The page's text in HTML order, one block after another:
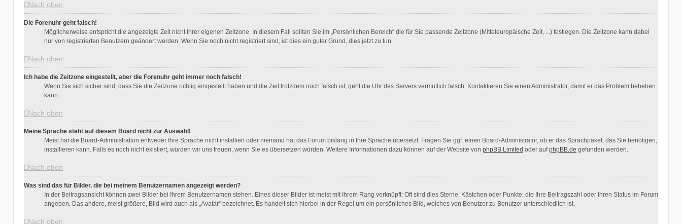
Nach oben
Die Forenuhr geht falsch!
Möglicherweise entspricht die angezeigte Zeit nicht Ihrer eigenen Zeitzone. In diesem Fall sollten Sie im „Persönlichen Bereich“ die für Sie passende Zeitzone (Mitteleuropäische Zeit, ...) festlegen. Die Zeitzone kann dabei
nur von registrierten Benutzern geändert werden. Wenn Sie noch nicht registriert sind, ist dies ein guter Grund, dies jetzt zu tun.
Nach oben
Ich habe die Zeitzone eingestellt, aber die Forenuhr geht immer noch falsch!
Wenn Sie sich sicher sind, dass Sie die Zeitzone richtig eingestellt haben und die Zeit trotzdem noch falsch ist, geht die Uhr des Servers vermutlich falsch. Kontaktieren Sie einen Administrator, damit er das Problem beheben
kann.
Nach oben
Meine Sprache steht auf diesem Board nicht zur Auswahl!
Meist hat die Board-Administration entweder Ihre Sprache nicht installiert oder niemand hat das Forum bislang in Ihre Sprache übersetzt. Fragen Sie ggf. einen Board-Administrator, ob er das Sprachpaket, das Sie benötigen,
installieren kann. Falls es noch nicht existiert, würden wir uns freuen, wenn Sie es übersetzen würden. Weitere Informationen dazu können auf der Website von phpBB Limited oder aufphpBB.de gefunden werden.
Nach oben
Was sind das für Bilder, die bei meinem Benutzernamen angezeigt werden?
In der Beitragsansicht können zwei Bilder bei Ihrem Benutzernamen stehen. Eines dieser Bilder ist meist mit Ihrem Rang verknüpft: Oft sind dies Sterne, Kästchen oder Punkte, die Ihre Beitragszahl oder Ihren Status im Forum
angeben. Das andere, meist größere, Bild wird auch als „Avatar“ bezeichnet. Es handelt sich hierbei in der Regel um ein persönliches Bild, welches von Benutzer zu Benutzer unterschiedlich ist.
Nach oben